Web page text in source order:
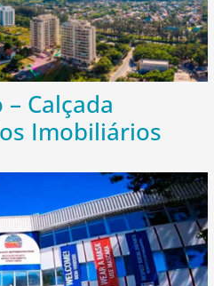
– Calçada
Imobiliários